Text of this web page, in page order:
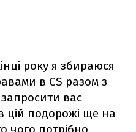
року я збираюся
в CS разом з
вас
цій подорожі ще на
чого потрібно